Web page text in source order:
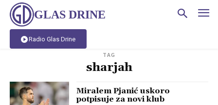
GLAS DRINE
Radio Glas Drine
TAG
sharjah
Miralem Pjanić uskoro
potpisuje za novi klub